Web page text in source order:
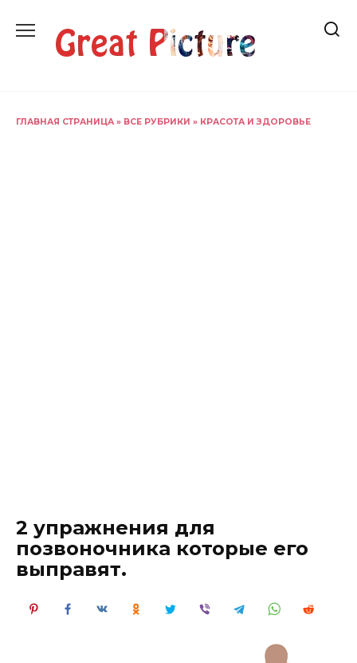
содержанию
ГЛАВНАЯ СТРАНИЦА » ВСЕ РУБРИКИ » КРАСОТА И ЗДОРОВЬЕ
2 упражнения для
позвоночника которые его
выправят.